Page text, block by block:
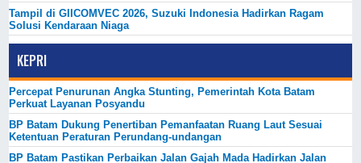
Tampil di GIICOMVEC 2026, Suzuki Indonesia Hadirkan Ragam
Solusi Kendaraan Niaga
KEPRI
Percepat Penurunan Angka Stunting, Pemerintah Kota Batam
Perkuat Layanan Posyandu
BP Batam Dukung Penertiban Pemanfaatan Ruang Laut Sesuai
Ketentuan Peraturan Perundang-undangan
BP Batam Pastikan Perbaikan Jalan Gajah Mada Hadirkan Jalan